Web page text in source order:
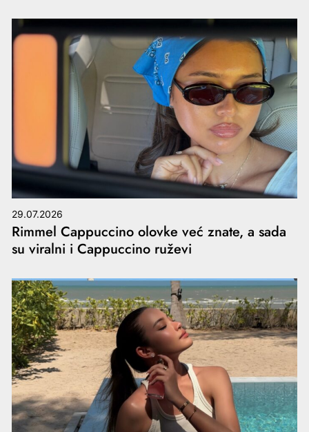
29.07.2026
Rimmel Cappuccino olovke već znate, a sada
su viralni i Cappuccino ruževi